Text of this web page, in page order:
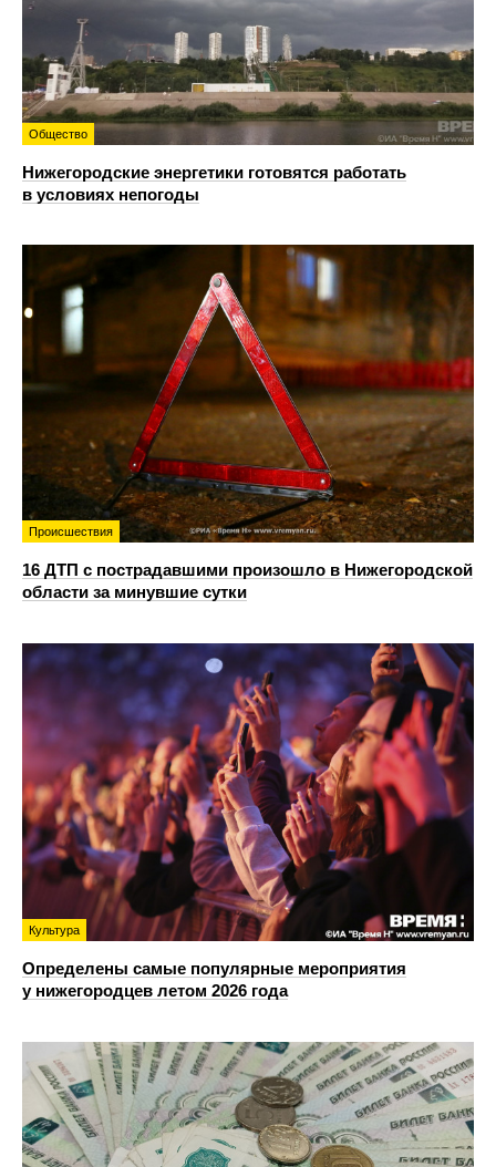
Общество
Нижегородские энергетики готовятся работать
в условиях непогоды
Происшествия
16 ДТП с пострадавшими произошло в Нижегородской
области за минувшие сутки
Культура
Определены самые популярные мероприятия
у нижегородцев летом 2026 года